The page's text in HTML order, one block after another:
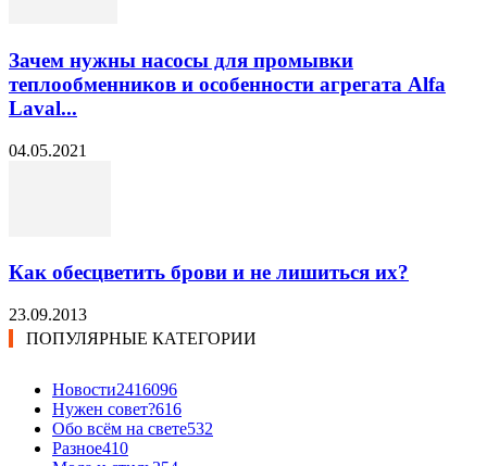
Зачем нужны насосы для промывки
теплообменников и особенности агрегата Alfa
Laval...
04.05.2021
Как обесцветить брови и не лишиться их?
23.09.2013
ПОПУЛЯРНЫЕ КАТЕГОРИИ
Новости2416096
Нужен совет?616
Обо всём на свете532
Разное410